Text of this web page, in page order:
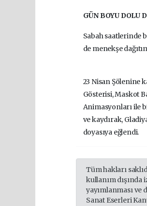
GÜN BOYU DOLU
Sabah saatlerinde
de menekşe
23 Nisan Şölenine
Gösterisi, Maskot
Animasyonları ile
ve kaydırak,
doyasıya eğlendi.
Tüm hakları
kullanım dışında
yayımlanması ve
Sanat Eserleri